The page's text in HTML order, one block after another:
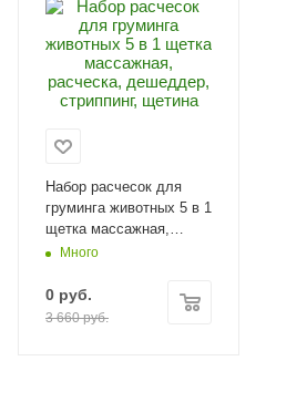
Набор расчесок для
груминга животных 5 в 1
щетка массажная,
расческа, дешеддер,
Много
0 руб.
3 660руб.